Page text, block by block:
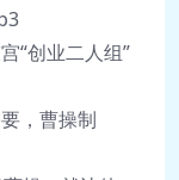
“创业二人组”
，曹操制